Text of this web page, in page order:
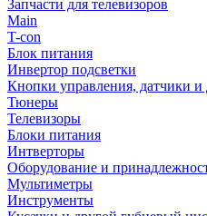
Запчасти для телевизоров
Main
T-con
Блок питания
Инвертор подсветки
Кнопки управления, датчики и
Тюнеры
Телевизоры
Блоки питания
Интверторы
Оборудование и
Мультиметры
Инструменты